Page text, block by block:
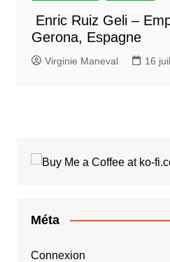
Enric Ruiz Geli –
Gerona, Espagne
Virginie Maneval 16
Méta
Connexion